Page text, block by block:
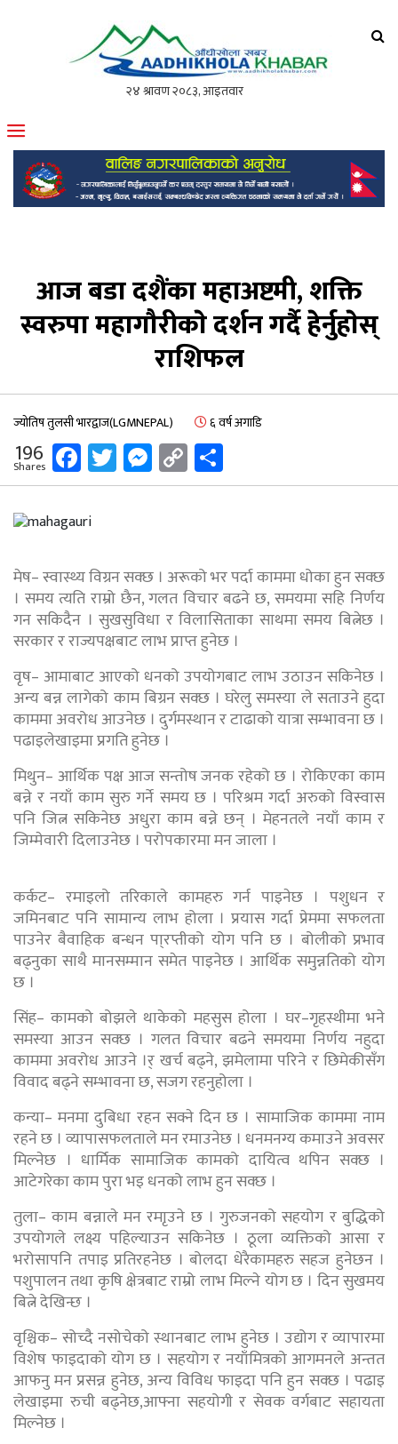
मोफसलकै लोकप्रिय अनलाइन पत्रिका
आज बडा दशैंका महाअष्टमी, शक्ति
स्वरुपा महागौरीकाे दर्शन गर्दै हेर्नुहाेस्
राशिफल
ज्योतिष तुलसी भारद्वाज(LGMNEPAL) ६ वर्ष अगाडि
196
Shares Facebook
Twitter
Messenger
Copy
Link
मेष– स्वास्थ्य विग्रन सक्छ । अरूको भर पर्दा काममा धोका हुन सक्छ
। समय त्यति राम्रो छैन, गलत विचार बढने छ, समयमा सहि निर्णय
गन सकिदैन । सुखसुविधा र विलासिताका साथमा समय बित्नेछ ।
सरकार र राज्यपक्षबाट लाभ प्राप्त हुनेछ ।
वृष– आमाबाट आएको धनको उपयोगबाट लाभ उठाउन सकिनेछ ।
अन्य बन्न लागेको काम बिग्रन सक्छ । घरेलु समस्या ले सताउने हुदा
काममा अवरोध आउनेछ । दुर्गमस्थान र टाढाको यात्रा सम्भावना छ ।
पढाइलेखाइमा प्रगति हुनेछ ।
मिथुन– आर्थिक पक्ष आज सन्तोष जनक रहेको छ । रोकिएका काम
बन्ने र नयाँ काम सुरु गर्ने समय छ । परिश्रम गर्दा अरुको विस्वास
पनि जित्न सकिनेछ अधुरा काम बन्ने छन् । मेहनतले नयाँ काम र
जिम्मेवारी दिलाउनेछ । परोपकारमा मन जाला ।
कर्कट– रमाइलो तरिकाले कामहरु गर्न पाइनेछ । पशुधन र
जमिनबाट पनि सामान्य लाभ होला । प्रयास गर्दा प्रेममा सफलता
पाउनेर बैवाहिक बन्धन पा्रप्तीको योग पनि छ । बोलीको प्रभाव
बढ्नुका साथै मानसम्मान समेत पाइनेछ । आर्थिक समुन्नतिको योग
छ ।
सिंह– कामको बोझले थाकेको महसुस होला । घर–गृहस्थीमा भने
समस्या आउन सक्छ । गलत विचार बढने समयमा निर्णय नहुदा
काममा अवरोध आउने ।र् खर्च बढ्ने, झमेलामा परिने र छिमेकीसँग
विवाद बढ्ने सम्भावना छ, सजग रहनुहोला ।
कन्या– मनमा दुबिधा रहन सक्ने दिन छ । सामाजिक काममा नाम
रहने छ । व्यापासफलताले मन रमाउनेछ । धनमनग्य कमाउने अवसर
मिल्नेछ । धार्मिक सामाजिक कामको दायित्व थपिन सक्छ ।
आटेगरेका काम पुरा भइ धनको लाभ हुन सक्छ ।
तुला– काम बन्नाले मन रमाृउने छ । गुरुजनको सहयोग र बुद्धिको
उपयोगले लक्ष्य पहिल्याउन सकिनेछ । ठूला व्यक्तिको आसा र
भरोसापनि तपाइ प्रतिरहनेछ । बोलदा धेरैकामहरु सहज हुनेछन ।
पशुपालन तथा कृषि क्षेत्रबाट राम्रो लाभ मिल्ने योग छ । दिन सुखमय
बित्ने देखिन्छ ।
वृश्चिक– सोच्दै नसोचेको स्थानबाट लाभ हुनेछ । उद्योग र व्यापारमा
विशेष फाइदाको योग छ । सहयोग र नयाँमित्रको आगमनले अन्तत
आफनु मन प्रसन्न हुनेछ, अन्य विविध फाइदा पनि हुन सक्छ । पढाइ
लेखाइमा रुची बढ्नेछ,आफ्ना सहयोगी र सेवक वर्गबाट सहायता
मिल्नेछ ।